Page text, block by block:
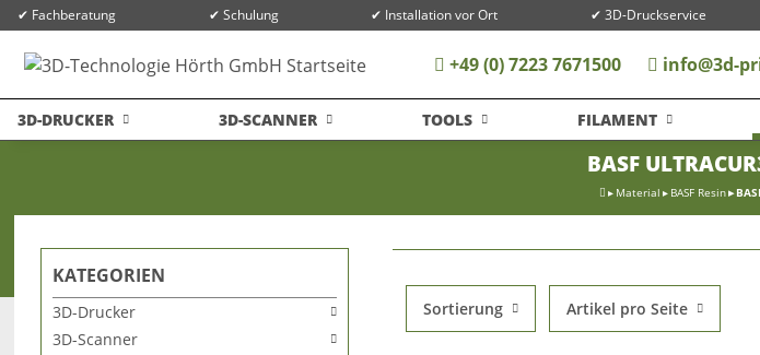
✔ Fachberatung ✔ Schulung ✔ Installation vor Ort ✔ 3D-Druckservice
+49 (0) 7223 7671500 info@3d-
3D-DRUCKER 3D-SCANNER TOOLS FILAMENT
BASF
Material BASF Resin
Sortierung Artikel pro Seite
KATEGORIEN
3D-Drucker
3D-Scanner